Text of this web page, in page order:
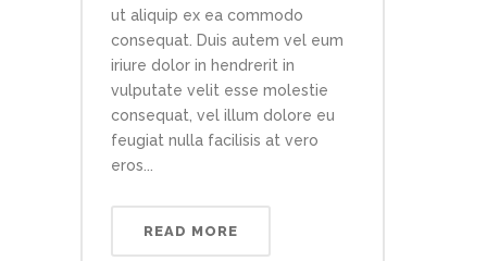
ut aliquip ex ea commodo
consequat. Duis autem vel eum
iriure dolor in hendrerit in
vulputate velit esse molestie
consequat, vel illum dolore eu
feugiat nulla facilisis at vero
eros...
READ MORE